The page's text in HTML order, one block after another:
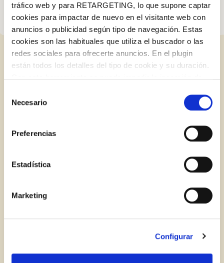
tráfico web y para RETARGETING, lo que supone captar
cookies para impactar de nuevo en el visitante web con
anuncios o publicidad según tipo de navegación. Estas
cookies son las habituales que utiliza el buscador o las
redes sociales para ofrecerte anuncios. En el plugin
están todos los detalles del tipo de cookie y su duración.
la web aparece cómo evitar las cookies en el navegador.
Si se desea ver otra vez esta notificación navegar en
privado y aparecerá de nuevo. Le informamos que aún
no habiendo aceptado las cookies de analytics, Google
identifican de ninguna forma.
Necesario
Preferencias
Estadística
Marketing
Configurar
RELATED POSTS